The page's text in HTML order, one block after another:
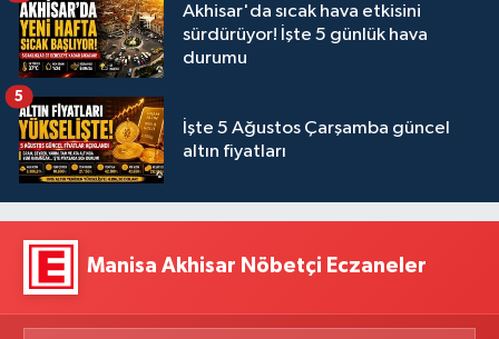
Akhisar'da sıcak hava etkisini
sürdürüyor! İşte 5 günlük hava
durumu
İşte 5 Ağustos Çarşamba güncel
altın fiyatları
5
Manisa Akhisar Nöbetçi Eczaneler